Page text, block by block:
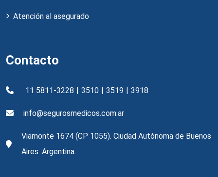
Atención al asegurado
Contacto
11 5811-3228 | 3510 | 3519 | 3918
info@segurosmedicos.com.ar
Viamonte 1674 (CP 1055). Ciudad Autónoma de Buenos
Aires. Argentina.